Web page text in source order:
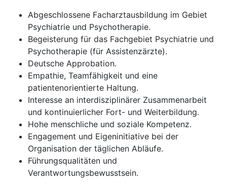
Abgeschlossene Facharztausbildung im Gebiet
Psychiatrie und Psychotherapie.
Begeisterung für das Fachgebiet Psychiatrie und
Psychotherapie (für Assistenzärzte).
Deutsche Approbation.
Empathie, Teamfähigkeit und eine
patientenorientierte Haltung.
Interesse an interdisziplinärer Zusammenarbeit
und kontinuierlicher Fort- und Weiterbildung.
Hohe menschliche und soziale Kompetenz.
Engagement und Eigeninitiative bei der
Organisation der täglichen Abläufe.
Führungsqualitäten und
Verantwortungsbewusstsein.